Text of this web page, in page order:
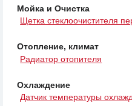
Мойка и Очистка
Щетка стеклоочистителя
Отопление, климат
Радиатор отопителя
Охлаждение
Датчик температуры